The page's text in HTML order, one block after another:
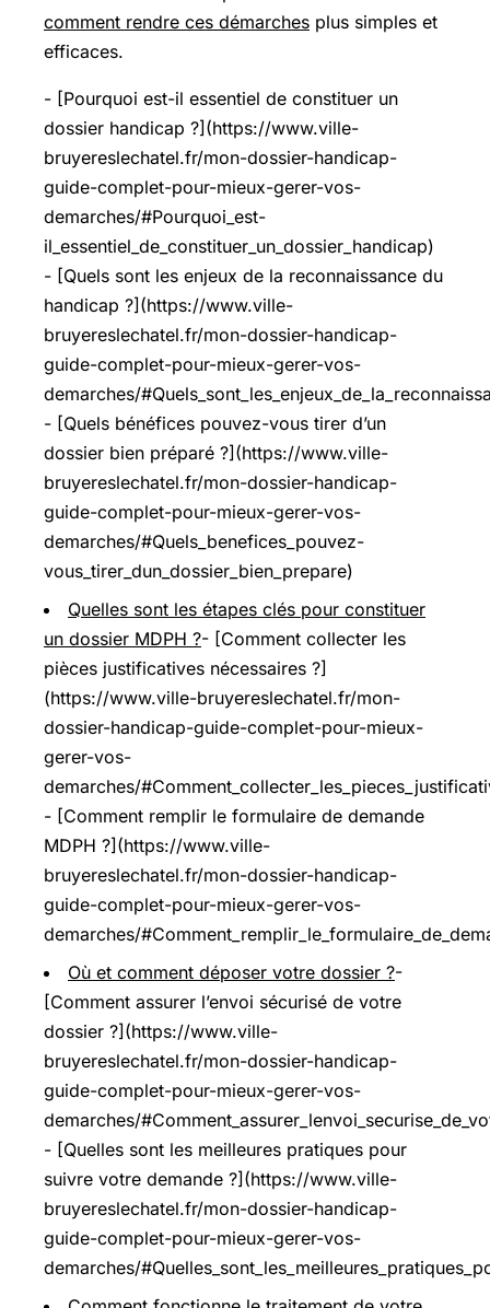
comment rendre ces démarches plus simples et
efficaces.
- [Pourquoi est-il essentiel de constituer un
dossier handicap ?](https://www.ville-
bruyereslechatel.fr/mon-dossier-handicap-
guide-complet-pour-mieux-gerer-vos-
demarches/#Pourquoi_est-
il_essentiel_de_constituer_un_dossier_handicap)
- [Quels sont les enjeux de la reconnaissance du
handicap ?](https://www.ville-
bruyereslechatel.fr/mon-dossier-handicap-
guide-complet-pour-mieux-gerer-vos-
demarches/
- [Quels bénéfices pouvez-vous tirer d’un
dossier bien préparé ?](https://www.ville-
bruyereslechatel.fr/mon-dossier-handicap-
guide-complet-pour-mieux-gerer-vos-
demarches/#Quels_benefices_pouvez-
vous_tirer_dun_dossier_bien_prepare)
Quelles sont les étapes clés pour constituer
un dossier MDPH ?- [Comment collecter les
pièces justificatives nécessaires ?]
(https://www.ville-bruyereslechatel.fr/mon-
dossier-handicap-guide-complet-pour-mieux-
gerer-vos-
demarches/
- [Comment remplir le formulaire de demande
MDPH ?](https://www.ville-
bruyereslechatel.fr/mon-dossier-handicap-
guide-complet-pour-mieux-gerer-vos-
demarches/
Où et comment déposer votre dossier ?-
[Comment assurer l’envoi sécurisé de votre
dossier ?](https://www.ville-
bruyereslechatel.fr/mon-dossier-handicap-
guide-complet-pour-mieux-gerer-vos-
demarches/
- [Quelles sont les meilleures pratiques pour
suivre votre demande ?](https://www.ville-
bruyereslechatel.fr/mon-dossier-handicap-
guide-complet-pour-mieux-gerer-vos-
demarches/